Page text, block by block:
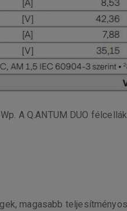
A Q.ANTUM DUO
magasabb